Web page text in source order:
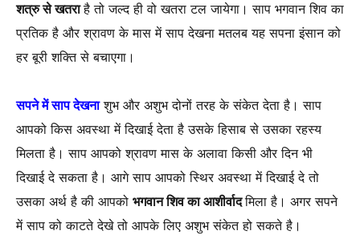
शत्रु से खतराहै तो जल्द ही वो खतरा टल जायेगा। साप भगवान शिव का
प्रतिक है और श्रावण के मास में साप देखना मतलब यह सपना इंसान को
हर बूरी शक्ति से बचाएगा।
सपने में साप देखनाशुभ और अशुभ दोनों तरह के संकेत देता है। साप
आपको किस अवस्था में दिखाई देता है उसके हिसाब से उसका रहस्य
मिलता है। साप आपको श्रावण मास के अलावा किसी और दिन भी
दिखाई दे सकता है। आगे साप आपको स्थिर अवस्था में दिखाई दे तो
उसका अर्थ है की आपको भगवान शिव का आशीर्वादमिला है। अगर सपने
में साप को काटते देखे तो आपके लिए अशुभ संकेत हो सकते है।